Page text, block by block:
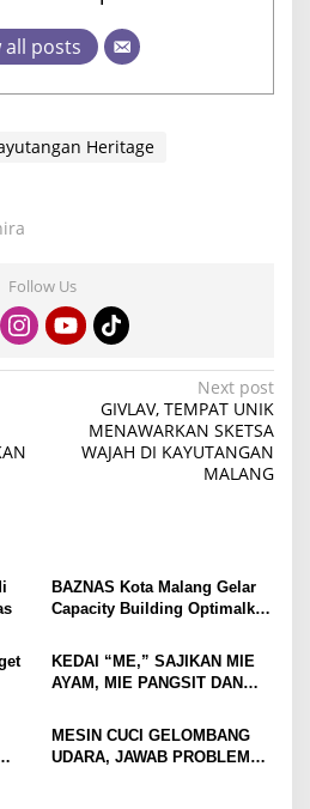
all posts
Heritage
Follow Us
Next post
GIVLAV, TEMPAT UNIK
MENAWARKAN SKETSA
WAJAH DI KAYUTANGAN
MALANG
BAZNAS Kota Malang Gelar
Capacity Building Optimalkan
KEDAI “ME,” SAJIKAN MIE
AYAM, MIE PANGSIT DAN
SAJA
MESIN CUCI GELOMBANG
UDARA, JAWAB PROBLEM